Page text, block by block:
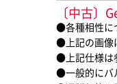
〔中古〕
●各種相性に
●上記の画像
●上記仕様は
●一般的にバ